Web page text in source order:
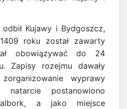
odbił Kujawy i Bydgoszcz,
roku został zawarty
obowiązywać do 24
Zapisy rozejmu dawały
wyprawy
natarcie postanowiono
a jako miejsce